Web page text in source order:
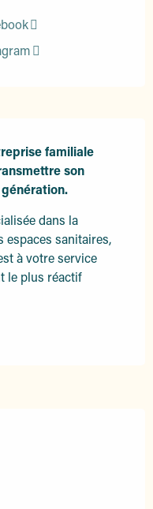
familiale
son
dans la
espaces sanitaires,
à votre service
le plus réactif